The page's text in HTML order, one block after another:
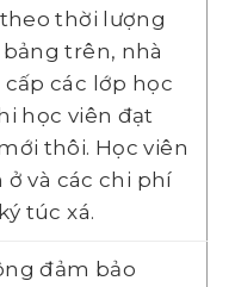
thời lượng
trên, nhà
các lớp học
học viên đạt
thôi. Học viên
và các chi phí
túc xá.
đảm bảo